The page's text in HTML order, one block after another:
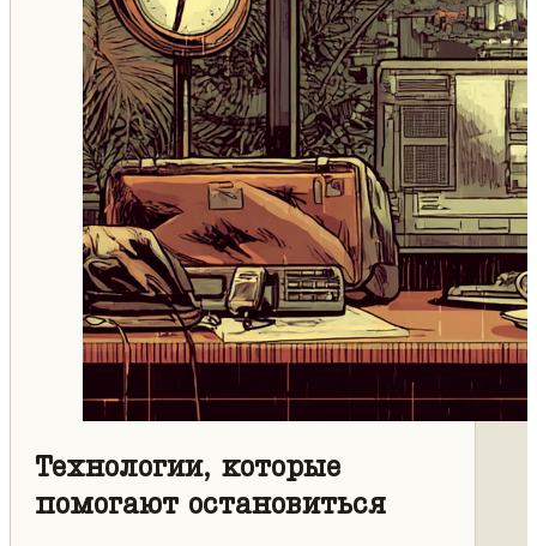
Технологии, которые
помогают остановиться